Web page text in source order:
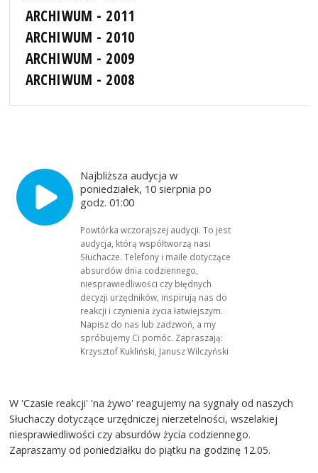
ARCHIWUM - 2011
ARCHIWUM - 2010
ARCHIWUM - 2009
ARCHIWUM - 2008
Najbliższa audycja w
poniedziałek, 10 sierpnia po
godz. 01:00
Powtórka wczorajszej audycji. To jest
audycja, którą współtworzą nasi
Słuchacze. Telefony i maile dotyczące
absurdów dnia codziennego,
niesprawiedliwości czy błędnych
decyzji urzędników, inspirują nas do
reakcji i czynienia życia łatwiejszym.
Napisz do nas lub zadzwoń, a my
spróbujemy Ci pomóc. Zapraszają:
Krzysztof Kukliński, Janusz Wilczyński
W 'Czasie reakcji' 'na żywo' reagujemy na sygnały od naszych
Słuchaczy dotyczące urzędniczej nierzetelności, wszelakiej
niesprawiedliwości czy absurdów życia codziennego.
Zapraszamy od poniedziałku do piątku na godzinę 12.05.